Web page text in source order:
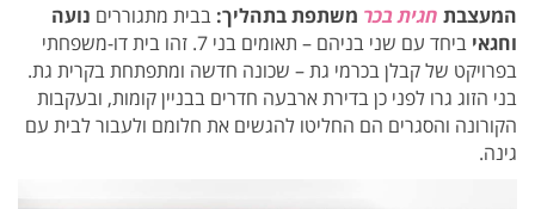
המעצבת חגית בכר משתפת בתהליך: בבית מתגוררים נועה
וחגאי
ביחד עם שני בניהם – תאומים בני 7. זהו בית דו-משפחתי
בפרויקט של קבלן בכרמי גת – שכונה חדשה ומתפתחת בקרית גת.
בני הזוג גרו לפני כן בדירת ארבעה חדרים בבניין קומות, ובעקבות
הקורונה והסגרים הם החליטו להגשים את חלומם ולעבור לבית עם
גינה.